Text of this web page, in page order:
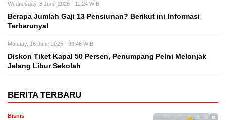
Wednesday, 3 June 2026 - 11:24 WIB
Berapa Jumlah Gaji 13 Pensiunan? Berikut ini Informasi
Terbarunya!
Monday, 16 June 2025 - 09:46 WIB
Diskon Tiket Kapal 50 Persen, Penumpang Pelni Melonjak
Jelang Libur Sekolah
BERITA TERBARU
Bisnis